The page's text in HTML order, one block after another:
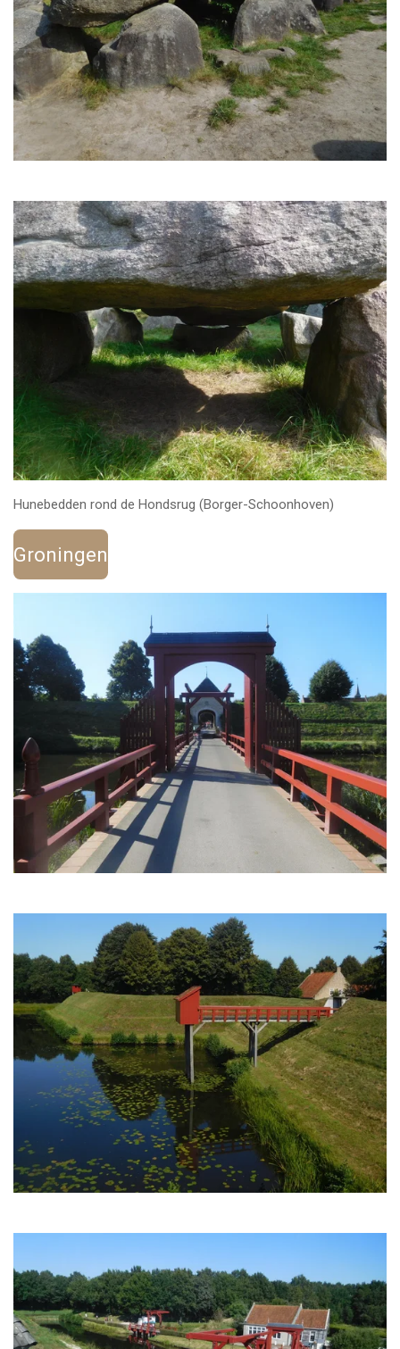
Hunebedden rond de Hondsrug (Borger-Schoonhoven)
Groningen